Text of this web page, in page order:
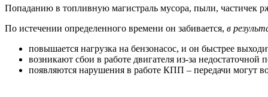
Попаданию в топливную магистраль мусора, пыли, частичек
По истечении определенного времени он забивается, в
повышается нагрузка на бензонасос, и он быстрее
возникают сбои в работе двигателя из-за недостаточной
появляются нарушения в работе КПП – передачи могут